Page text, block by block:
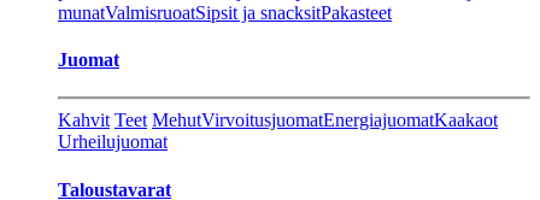
munatValmisruoatSipsit ja snacksitPakasteet
Juomat
Kahvit Teet MehutVirvoitusjuomatEnergiajuomatKaakaot
Urheilujuomat
Taloustavarat